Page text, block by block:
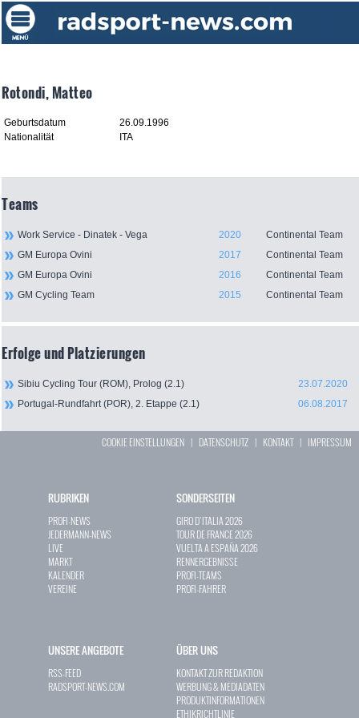
Rotondi, Matteo
Geburtsdatum
26.09.1996
Nationalität
ITA
Teams
Work Service - Dinatek - Vega 2020
Continental Team
GM Europa Ovini
2017
Continental Team
GM Europa Ovini
2016
Continental Team
GM Cycling Team
2015 Continental Team
Erfolge und Platzierungen
Sibiu Cycling Tour (ROM), Prolog (2.1)
23.07.2020
Portugal-Rundfahrt (POR), 2. Etappe (2.1)
06.08.2017
COOKIE EINSTELLUNGEN | DATENSCHUTZ | KONTAKT| IMPRESSUM
RUBRIKEN
PROFI-NEWS
JEDERMANN-NEWS
LIVE
MARKT
KALENDER
VEREINE
SONDERSEITEN
GIRO D`ITALIA 2026
TOUR DE FRANCE 2026
VUELTA A ESPAÑA 2026
RENNERGEBNISSE
PROFI-TEAMS
PROFI-FAHRER
UNSERE ANGEBOTE
RSS-FEED
RADSPORT-NEWS.COM
ÜBER UNS
KONTAKT ZUR REDAKTION
WERBUNG & MEDIADATEN
PRODUKTINFORMATIONEN
ETHIKRICHTLINIE